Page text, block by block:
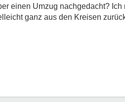
einen Umzug nachgedacht?
ganz aus den Kreisen